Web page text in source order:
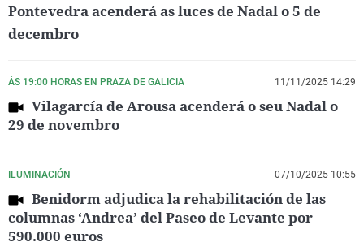
Pontevedra acenderá as luces de Nadal o 5 de
decembro
ÁS 19:00 HORAS EN PRAZA DE GALICIA 11/11/2025 14:29
Vilagarcía de Arousa acenderá o seu Nadal o
29 de novembro
ILUMINACIÓN 07/10/2025 10:55
Benidorm adjudica la rehabilitación de las
columnas ‘Andrea’ del Paseo de Levante por
590.000 euros